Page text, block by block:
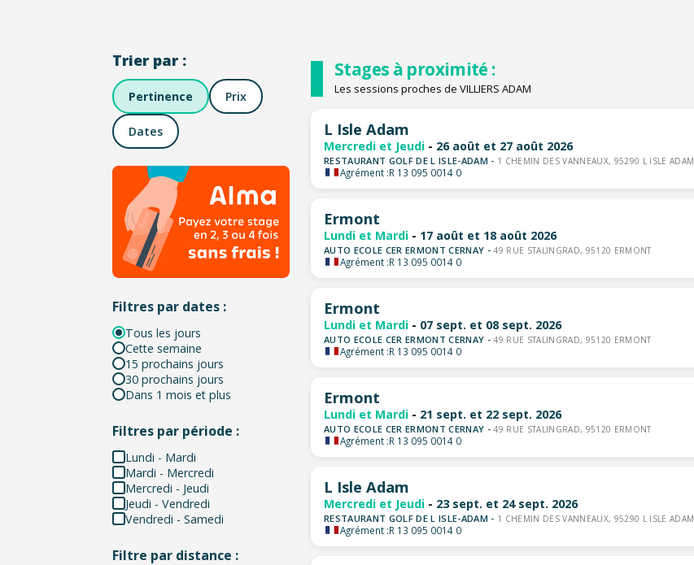
Trier par :
Pertinence Prix
Dates
Filtres par dates :
Tous les jours
Cette semaine
15 prochains jours
30 prochains jours
Dans 1 mois et plus
Filtres par période :
Lundi - Mardi
Mardi - Mercredi
Mercredi - Jeudi
Jeudi - Vendredi
Vendredi - Samedi
Filtre par distance :
Stages à proximité :
Les sessions proches de VILLIERS ADAM
L Isle Adam
Mercredi et Jeudi - 26 août et 27 août 2026
RESTAURANT GOLF DE L ISLE-ADAM - 1 CHEMIN DES VANNEAUX, 95290 L ISLE ADAM
Agrément :R 13 095 0014 0
Ermont
Lundi et Mardi - 17 août et 18 août 2026
AUTO ECOLE CER ERMONT CERNAY -49 RUE STALINGRAD, 95120 ERMONT
Agrément :R 13 095 0014 0
Ermont
Lundi et Mardi - 07 sept. et 08 sept. 2026
AUTO ECOLE CER ERMONT CERNAY -49 RUE STALINGRAD, 95120 ERMONT
Agrément :R 13 095 0014 0
Ermont
Lundi et Mardi - 21 sept. et 22 sept. 2026
AUTO ECOLE CER ERMONT CERNAY -49 RUE STALINGRAD, 95120 ERMONT
Agrément :R 13 095 0014 0
L Isle Adam
Mercredi et Jeudi - 23 sept. et 24 sept. 2026
RESTAURANT GOLF DE L ISLE-ADAM - 1 CHEMIN DES VANNEAUX, 95290 L ISLE ADAM
Agrément :R 13 095 0014 0